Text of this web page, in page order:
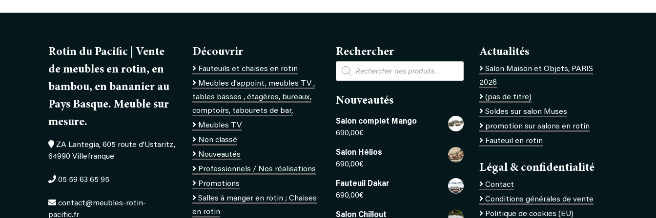
Rotin du Pacific | Vente
de meubles en rotin, en
bambou, en bananier au
Pays Basque. Meuble sur
mesure.
ZA Lantegia, 605 route d'Ustaritz,
64990 Villefranque
05 59 63 65 95
contact@meubles-rotin-
pacific.fr
Découvrir
Fauteuils et chaises en rotin
Meubles d'appoint, meubles TV ,
tables basses , étagères, bureaux,
comptoirs, tabourets de bar,
Meubles TV
Non classé
Nouveautés
Professionnels / Nos réalisations
Promotions
Salles à manger en rotin ; Chaises
en rotin
Rechercher
Recherche
de
produits
Nouveautés
Salon complet Mango
690,00€
Salon Hélios
690,00€
Fauteuil Dakar
690,00€
Salon Chillout
Actualités
Salon Maison et Objets, PARIS
2026
(pas de titre)
Soldes sur salon Muses
promotion sur salons en rotin
Fauteuil en rotin
Légal & confidentialité
Contact
Conditions générales de vente
Politique de cookies (EU)